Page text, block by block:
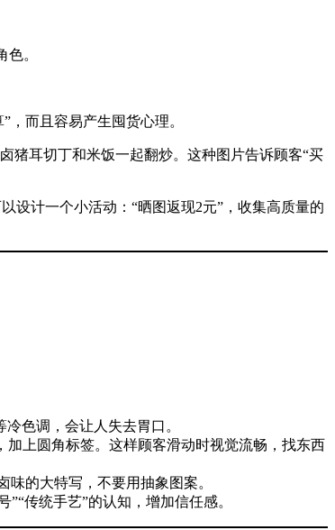
。
，而且容易产生囤货心理。
耳切丁和米饭一起翻炒。这种图片告诉顾客“买
设计一个小活动：“晒图返现2元”，收集高质量的
色调，会让人失去胃口。
加上圆角标签。这样顾客滑动时视觉流畅，找东西
味的大特写，不要用抽象图案。
传统手艺”的认知，增加信任感。